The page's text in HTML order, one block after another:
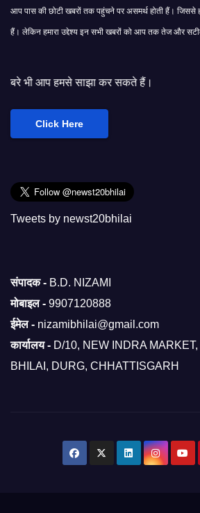
आप पास की छोटी खबरों तक पहुंचने पर असमर्थ होती हैं। जिससे
हैं। लेकिन हमारा उद्देश्य इन सभी खबरों को आप तक तेज और
कर सकते हैं।
Click Here
Tweets by newst20bhilai
संपादक - B.D. NIZAMI
मोबाइल - 9907120888
ईमेल - nizamibhilai@gmail.com
कार्यालय - D/10, NEW INDRA
BHILAI, DURG, CHHATTISGARH